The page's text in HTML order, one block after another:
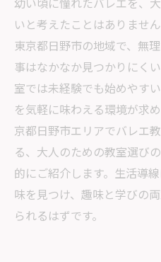
いと考えたことはありませ
東京都日野市の地域で、無
事はなかなか見つかりにく
室では未経験でも始めやす
を気軽に味わえる環境が求
京都日野市エリアでバレエ
る、大人のための教室選び
的にご紹介します。生活導
味を見つけ、趣味と学びの
られるはずです。